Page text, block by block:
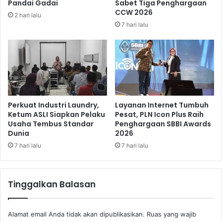
i
a
i
M
y
e
l
u
r
u
h
P
g
u
a
Pandai Gadai
2 hari lalu
Sabet Tiga Penghargaan
CCW 2026
7 hari lalu
Perkuat Industri Laundry,
Ketum ASLI Siapkan Pelaku
Usaha Tembus Standar
Dunia
7 hari lalu
Layanan Internet Tumbuh
Pesat, PLN Icon Plus Raih
Penghargaan SBBI Awards
2026
7 hari lalu
Tinggalkan Balasan
Alamat email Anda tidak akan dipublikasikan. Ruas yang wajib